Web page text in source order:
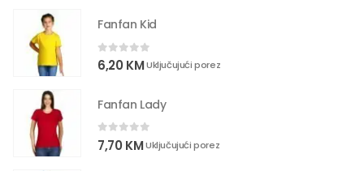
Fanfan Kid
0out of 5
6,20 KMUključujući porez
Fanfan Lady
0out of 5
7,70 KMUključujući porez